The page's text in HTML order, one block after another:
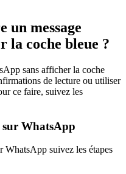
un message
la coche bleue ?
sans afficher la coche
de lecture ou utiliser
ce faire, suivez les
sur WhatsApp
WhatsApp suivez les étapes